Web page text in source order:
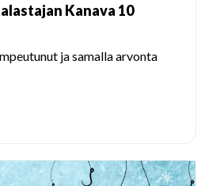
Kanava 10
ja samalla arvonta